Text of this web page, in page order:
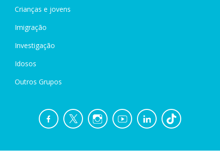
Crianças e jovens
Imigração
Investigação
Idosos
Outros Grupos